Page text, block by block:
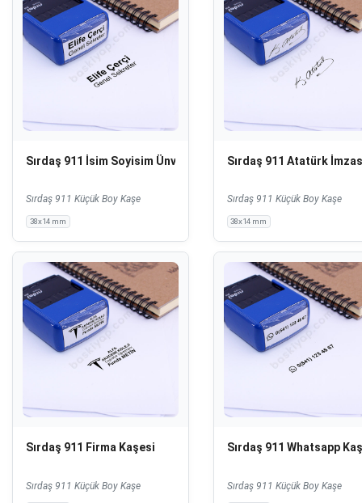
Sırdaş 911 İsim Soyisim Ünvan Kaşesi
Sırdaş 911 Küçük Boy Kaşe
38x14 mm
Sırdaş 911 Atatürk
Sırdaş 911 Küçük Boy Kaşe
38x14 mm
Sırdaş 911 Firma Kaşesi
Sırdaş 911 Küçük Boy Kaşe
Sırdaş 911 Whatsapp
Sırdaş 911 Küçük Boy Kaşe